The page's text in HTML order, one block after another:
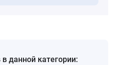
данной категории: